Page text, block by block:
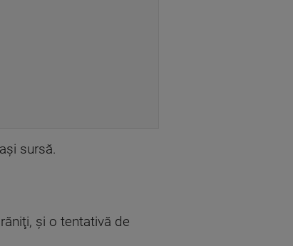
sursă.
şi o tentativă de